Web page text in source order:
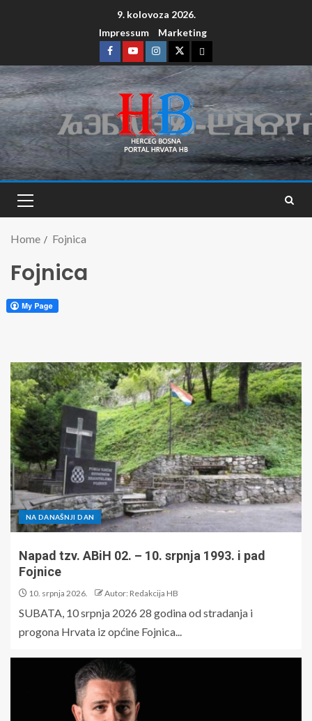
9. kolovoza 2026.
Impressum
Marketing
Home Fojnica
Fojnica
NA DANAŠNJI DAN
Napad tzv. ABiH 02. – 10. srpnja 1993. i pad
Fojnice
10. srpnja 2026. Autor: Redakcija HB
SUBATA, 10 srpnja 2026 28 godina od stradanja i
progona Hrvata iz općine Fojnica...